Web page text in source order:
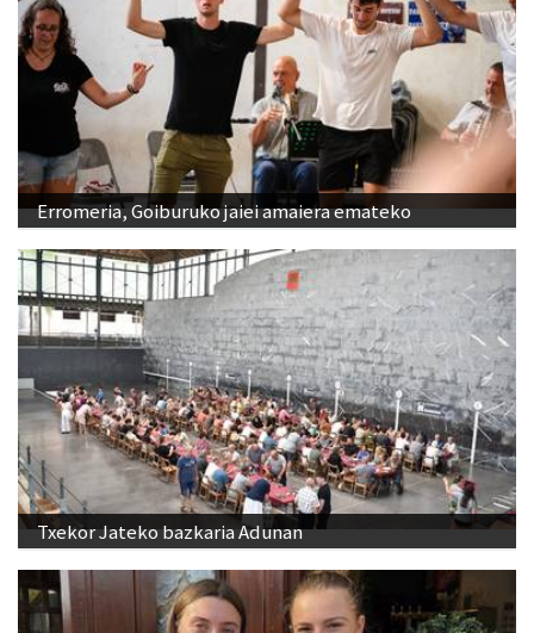
Erromeria, Goiburuko jaiei amaiera emateko
Txekor Jateko bazkaria Adunan